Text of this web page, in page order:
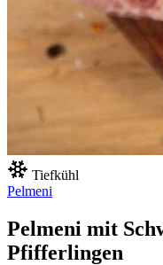
Tiefkühl
Pelmeni
Pelmeni mit
Pfifferlingen